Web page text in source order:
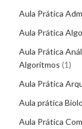
Aula Prática
Aula Prática
Aula Prática
Algoritmos 1
Aula Prática
Aula prática
Aula Prática